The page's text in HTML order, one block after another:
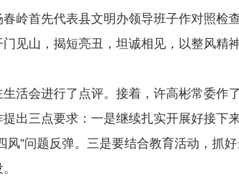
首先代表县文明办领导班子作对照检
见山，揭短亮丑，坦诚相见，以整风精
会进行了点评。接着，许高彬常委作
出三点要求：一是继续扎实开展好接下
”问题反弹。三是要结合教育活动，抓